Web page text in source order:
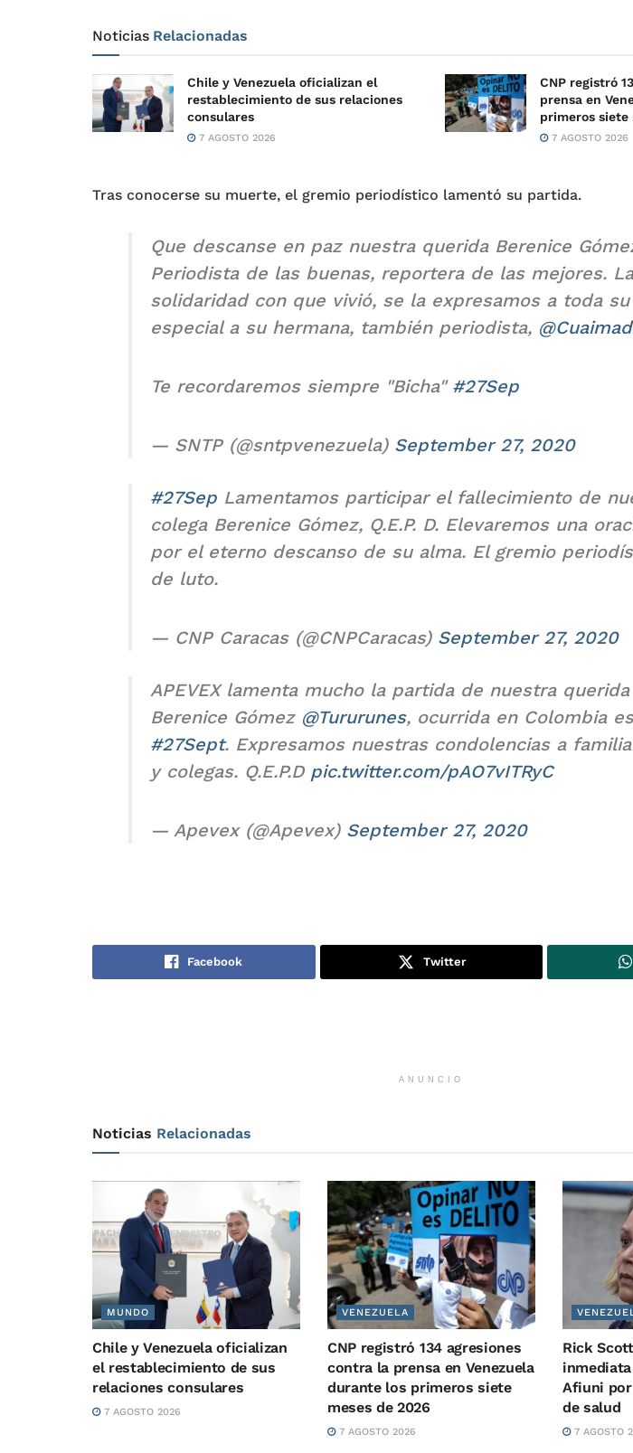
Noticias Relacionadas
Chile y Venezuela oficializan el
restablecimiento de sus relaciones
consulares
7 AGOSTO 2026
CNP registró
prensa en
primeros siete
7 AGOSTO 2026
Tras conocerse su muerte, el gremio periodístico lamentó su partida.
Que descanse en paz nuestra querida Berenice
Periodista de las buenas, reportera de las mejores.
solidaridad con que vivió, se la expresamos a toda
especial a su hermana, también periodista,
Te recordaremos siempre "Bicha" #27Sep
— SNTP (@sntpvenezuela) September 27, 2020
#27Sep Lamentamos participar el fallecimiento de
colega Berenice Gómez, Q.E.P. D. Elevaremos una
por el eterno descanso de su alma. El gremio
de luto.
— CNP Caracas (@CNPCaracas) September 27, 2020
APEVEX lamenta mucho la partida de nuestra
Berenice Gómez @Tururunes, ocurrida en Colombia
#27Sept. Expresamos nuestras condolencias a
y colegas. Q.E.P.D pic.twitter.com/pAO7vITRyC
— Apevex (@Apevex) September 27, 2020
Facebook Twitter
ANUNCIO
Noticias Relacionadas
MUNDO
Chile y Venezuela oficializan
el restablecimiento de sus
relaciones consulares
7 AGOSTO 2026
VENEZUELA
CNP registró 134 agresiones
contra la prensa en Venezuela
durante los primeros siete
meses de 2026
7 AGOSTO 2026
Rick
Afiuni
de salud
7 AGOSTO